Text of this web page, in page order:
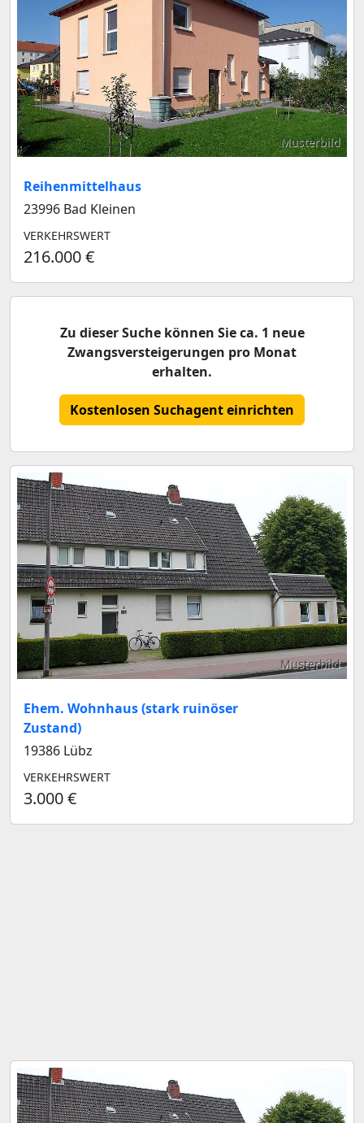
Musterbild
Reihenmittelhaus
23996 Bad Kleinen
VERKEHRSWERT
216.000 €
Zu dieser Suche können Sie ca. 1 neue
Zwangsversteigerungen pro Monat
erhalten.
Kostenlosen Suchagent einrichten
Musterbild
Ehem. Wohnhaus (stark ruinöser
Zustand)
19386 Lübz
VERKEHRSWERT
3.000 €